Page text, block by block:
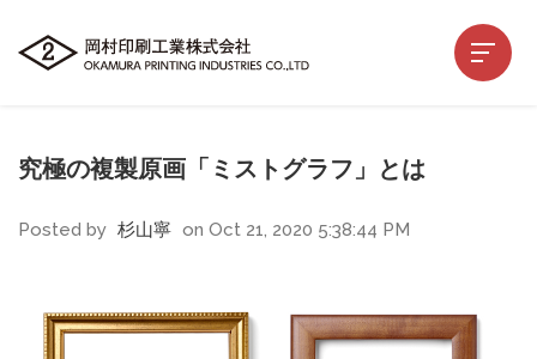
究極の複製原画「ミストグラフ」とは
Posted by 杉山寧 on Oct 21, 2020 5:38:44 PM